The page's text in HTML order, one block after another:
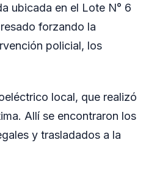
ubicada en el Lote N° 6
forzando la
policial, los
local, que realizó
Allí se encontraron los
y trasladados a la